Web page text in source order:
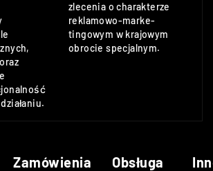
zlecenia o charakterze
reklamowo-marke-
tingowym w krajowym
obrocie specjalnym.
Zamówienia
Obsługa